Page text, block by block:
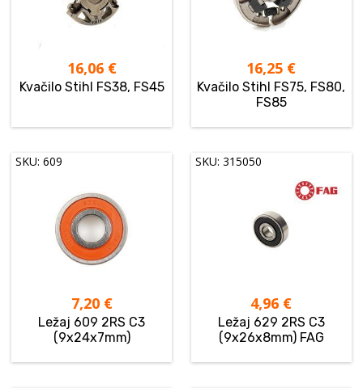
16,06 €
Kvačilo Stihl FS38, FS45
16,25 €
Kvačilo Stihl FS75, FS80,
FS85
SKU: 609
7,20 €
Ležaj 609 2RS C3
(9x24x7mm)
SKU: 315050
4,96 €
Ležaj 629 2RS C3
(9x26x8mm) FAG